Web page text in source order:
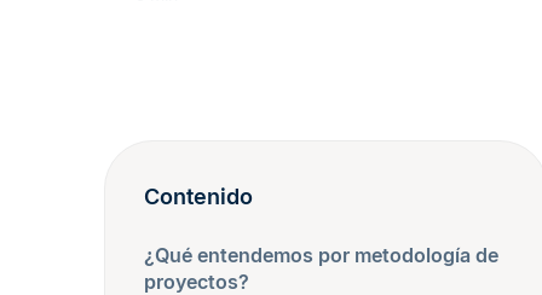
Contenido
¿Qué entendemos por metodología de
proyectos?